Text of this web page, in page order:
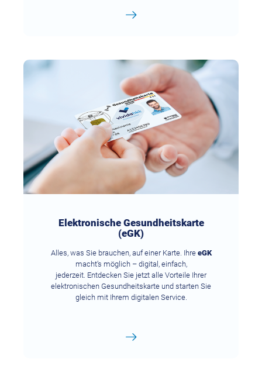
Elektronische Gesundheitskarte
(eGK)
Alles, was Sie brauchen, auf einer Karte. Ihre eGK
macht’s möglich – digital, einfach,
jederzeit. Entdecken Sie jetzt alle Vorteile Ihrer
elektronischen Gesundheitskarte und starten Sie
gleich mit Ihrem digitalen Service.